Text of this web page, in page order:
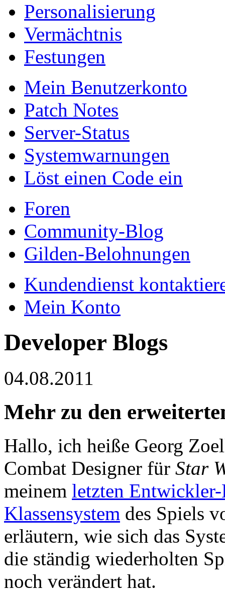
Personalisierung
Vermächtnis
Festungen
Mein Benutzerkonto
Patch Notes
Server-Status
Systemwarnungen
Löst einen Code ein
Foren
Community-Blog
Gilden-Belohnungen
Kundendienst
Mein Konto
Developer Blogs
04.08.2011
Mehr zu den
Hallo, ich heiße Georg
Combat Designer für Star
meinem letzten
Klassensystem des Spiels
erläutern, wie sich das
die ständig wiederholten
noch verändert hat.